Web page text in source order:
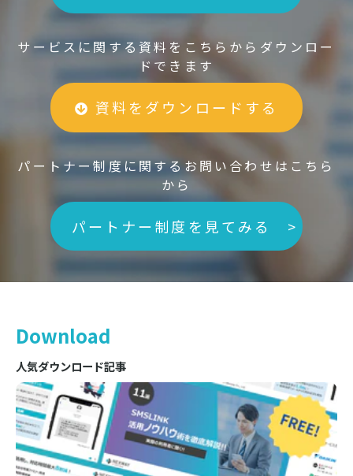
サービスに関する資料をこちらからダウンロー
ドできます
資料をダウンロードする
パートナー制度に関するお問い合わせはこちら
から
パートナー制度を見てみる >
Download
人気ダウンロード記事